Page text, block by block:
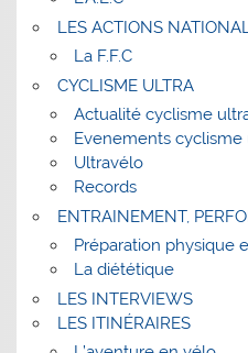
LES ACTIONS
La F.F.C
CYCLISME ULTRA
Actualité cyclisme
Evenements cyclisme
Ultravélo
Records
ENTRAINEMENT,
Préparation physique
La diététique
LES INTERVIEWS
LES ITINÉRAIRES